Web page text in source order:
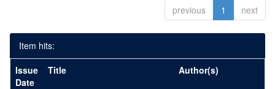
previous 1 next
Item hits:
Issue
Date
Title Author(s)